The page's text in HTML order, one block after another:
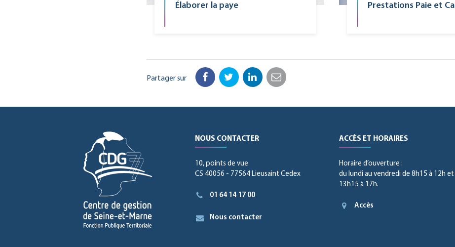
Élaborer la paye Prestations Paie et
Partager sur Facebook
TwitterLinkedIn
Email
NOUS CONTACTER
10, points de vue
CS 40056 - 77564 Lieusaint Cedex
01 64 14 17 00
Nous contacter
ACCÈS ET HORAIRES
Horaire d’ouverture :
du lundi au vendredi de 8h15 à 12h et
13h15 à 17h.
Accès